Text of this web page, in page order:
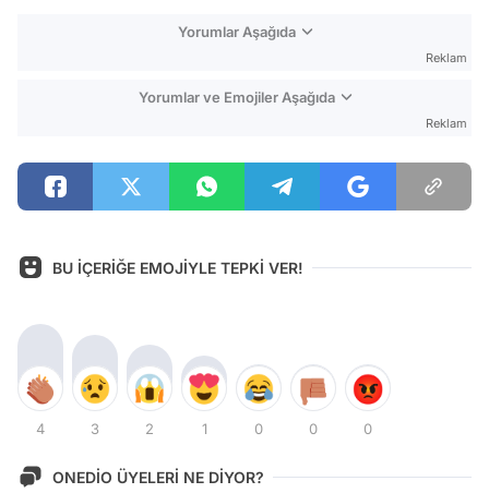
Yorumlar Aşağıda
Reklam
Yorumlar ve Emojiler Aşağıda
Reklam
BU İÇERİĞE EMOJİYLE TEPKİ VER!
4 3 2 1 0 0 0
ONEDİO ÜYELERİ NE DİYOR?